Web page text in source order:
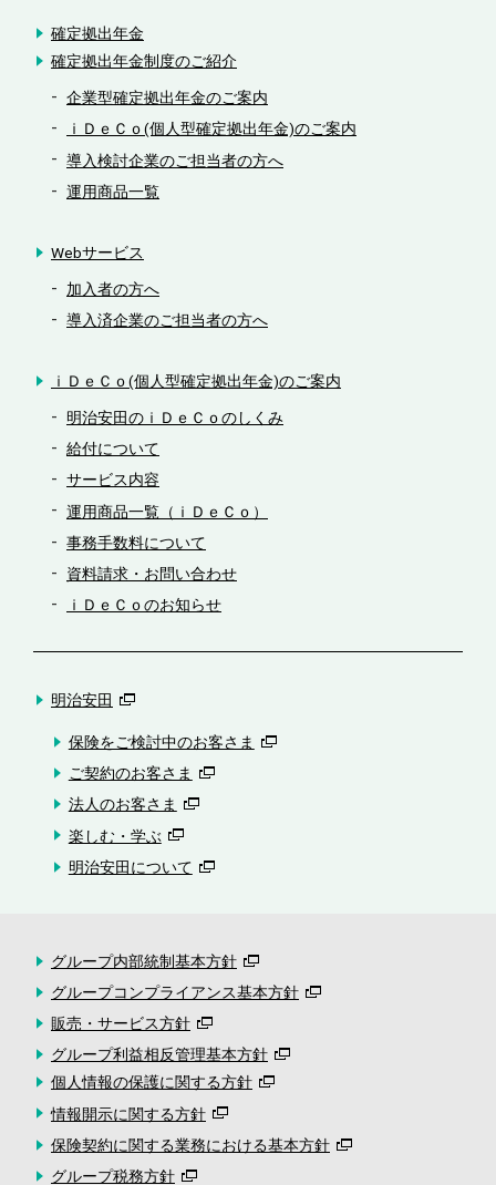
確定拠出年金
確定拠出年金制度のご紹介
企業型確定拠出年金のご案内
ｉＤｅＣｏ(個人型確定拠出年金)のご案内
導入検討企業のご担当者の方へ
運用商品一覧
Webサービス
加入者の方へ
導入済企業のご担当者の方へ
ｉＤｅＣｏ(個人型確定拠出年金)のご案内
明治安田のｉＤｅＣｏのしくみ
給付について
サービス内容
運用商品一覧（ｉＤｅＣｏ）
事務手数料について
資料請求・お問い合わせ
ｉＤｅＣｏのお知らせ
明治安田
保険をご検討中のお客さま
ご契約のお客さま
法人のお客さま
楽しむ・学ぶ
明治安田について
グループ内部統制基本方針
グループコンプライアンス基本方針
販売・サービス方針
グループ利益相反管理基本方針
個人情報の保護に関する方針
情報開示に関する方針
保険契約に関する業務における基本方針
グループ税務方針